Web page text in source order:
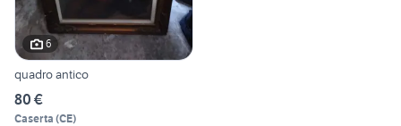
6
quadro antico
80 €
Caserta (CE)